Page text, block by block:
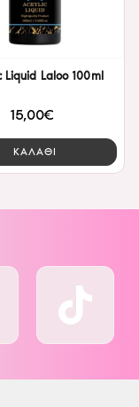
Liquid Laloo 100ml
15,00€
ΚΑΛΑΘΙ